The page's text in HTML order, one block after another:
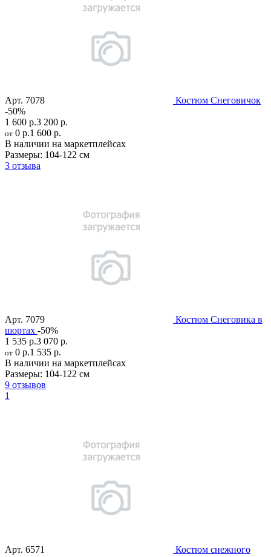
Арт. 7078
Костюм Снеговичок
-50%
1 600 р.3 200 р.
от 0 р.1 600 р.
В наличии на маркетплейсах
Размеры: 104-122 см
3 отзыва
Арт. 7079
Костюм Снеговика в
шортах -50%
1 535 р.3 070 р.
от 0 р.1 535 р.
В наличии на маркетплейсах
Размеры: 104-122 см
9 отзывов
1
Арт. 6571
Костюм снежного